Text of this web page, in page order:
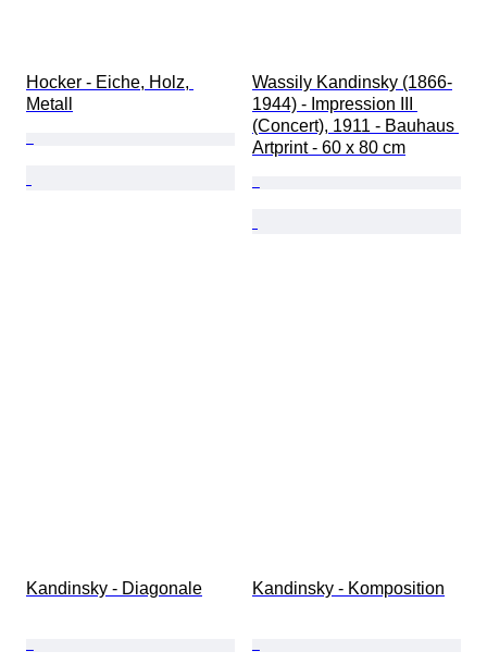
Hocker - Eiche, Holz,
Metall
Wassily Kandinsky (1866-
1944) - Impression III
(Concert), 1911 - Bauhaus
Artprint - 60 x 80 cm
Kandinsky - Diagonale Kandinsky - Komposition